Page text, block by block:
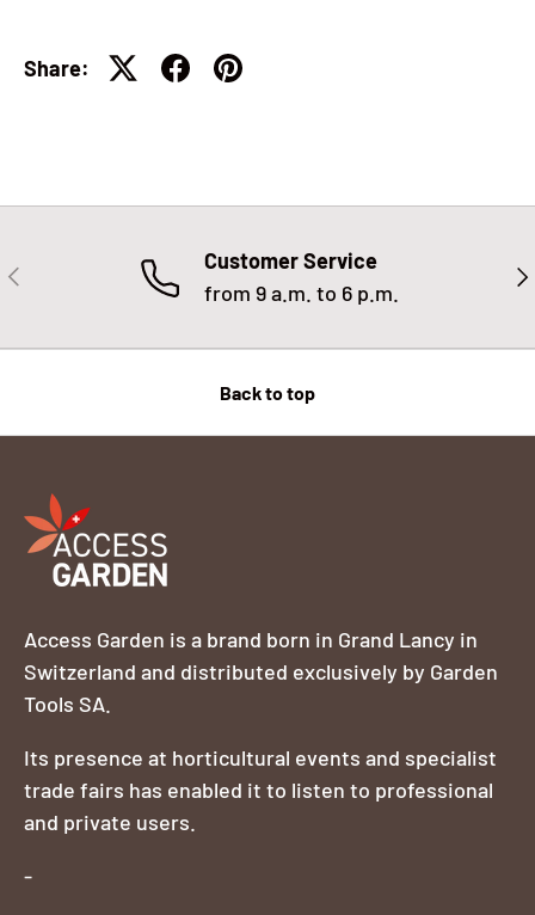
Share:
PREVIOUS
Customer Service
from 9 a.m. to 6 p.m.
Back to top
Access Garden is a brand born in Grand Lancy in
Switzerland and distributed exclusively by Garden
Tools SA.
Its presence at horticultural events and specialist
trade fairs has enabled it to listen to professional
and private users.
-